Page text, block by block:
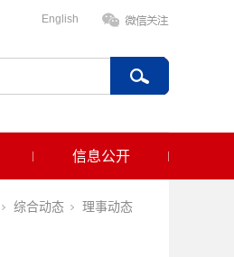
English
信息公开
综合动态 理事动态